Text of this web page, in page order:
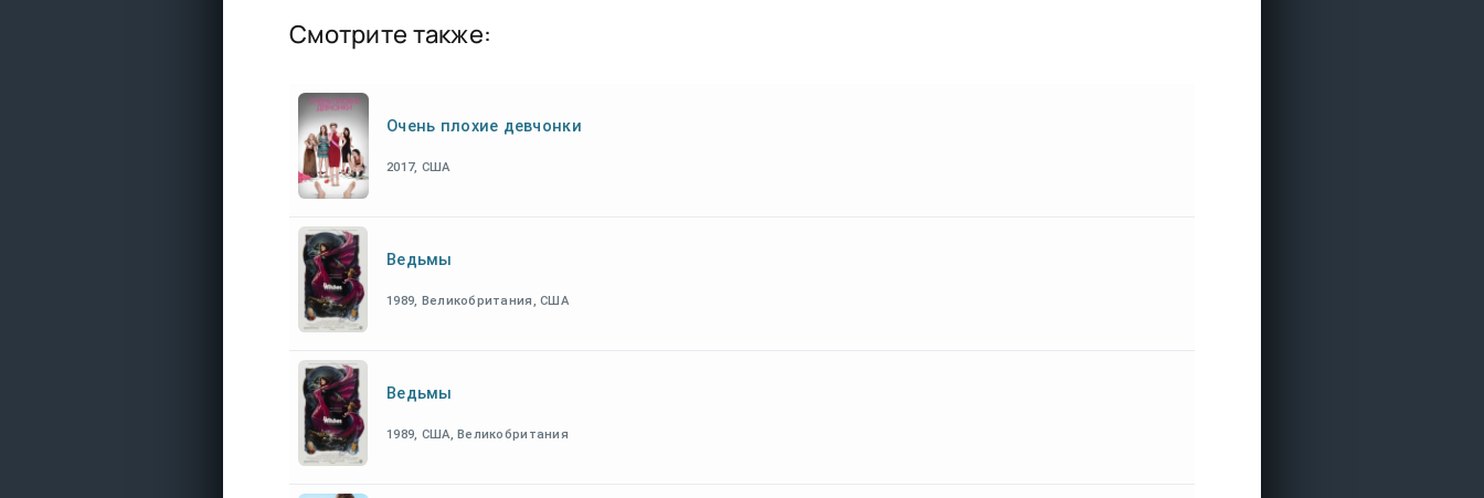
Смотрите также:
Очень плохие девчонки
2017, США
Ведьмы
1989, Великобритания, США
Ведьмы
1989, США, Великобритания